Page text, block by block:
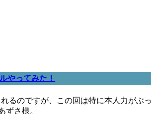
やってみた！
るのですが、この回は特に本人力がぶ
ずさ様。